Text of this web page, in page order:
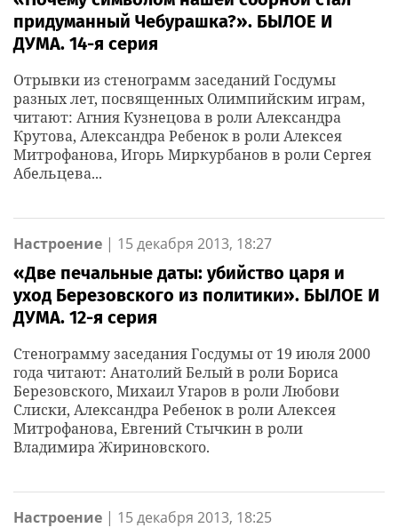
придуманный Чебурашка?». БЫЛОЕ И
ДУМА. 14-я серия
Отрывки из стенограмм заседаний Госдумы
разных лет, посвященных Олимпийским играм,
читают: Агния Кузнецова в роли Александра
Крутова, Александра Ребенок в роли Алексея
Митрофанова, Игорь Миркурбанов в роли Сергея
Абельцева...
Настроение | 15 декабря 2013, 18:27
«Две печальные даты: убийство царя и
уход Березовского из политики». БЫЛОЕ И
ДУМА. 12-я серия
Стенограмму заседания Госдумы от 19 июля 2000
года читают: Анатолий Белый в роли Бориса
Березовского, Михаил Угаров в роли Любови
Слиски, Александра Ребенок в роли Алексея
Митрофанова, Евгений Стычкин в роли
Владимира Жириновского.
Настроение | 15 декабря 2013, 18:25